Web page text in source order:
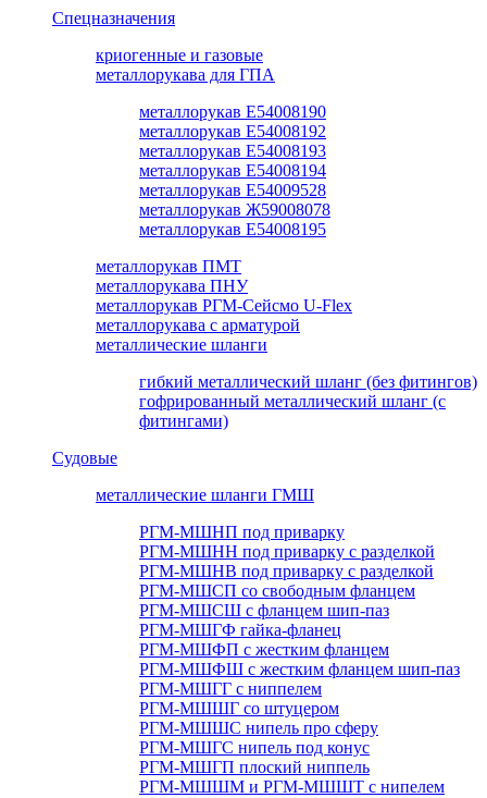
Спецназначения
криогенные и газовые
металлорукава для ГПА
металлорукав Е54008190
металлорукав Е54008192
металлорукав Е54008193
металлорукав Е54008194
металлорукав Е54009528
металлорукав Ж59008078
металлорукав Е54008195
металлорукав ПМТ
металлорукава ПНУ
металлорукав РГМ-Сейсмо U-Flex
металлорукава с арматурой
металлические шланги
гибкий металлический шланг (без фитингов)
гофрированный металлический шланг (с
фитингами)
Судовые
металлические шланги ГМШ
РГМ-МШНП под приварку
РГМ-МШНН под приварку с разделкой
РГМ-МШНВ под приварку с разделкой
РГМ-МШСП со свободным фланцем
РГМ-МШСШ с фланцем шип-паз
РГМ-МШГФ гайка-фланец
РГМ-МШФП с жестким фланцем
РГМ-МШФШ с жестким фланцем шип-паз
РГМ-МШГГ с ниппелем
РГМ-МШШГ со штуцером
РГМ-МШШС нипель про сферу
РГМ-МШГС нипель под конус
РГМ-МШГП плоский ниппель
РГМ-МШШМ и РГМ-МШШТ с нипелем